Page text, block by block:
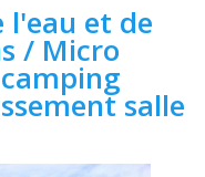
l'eau et de
/ Micro
salle